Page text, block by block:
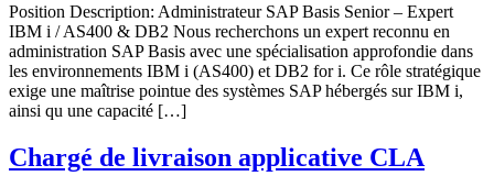
Position Description: Administrateur SAP Basis Senior – Expert
IBM i / AS400 & DB2 Nous recherchons un expert reconnu en
administration SAP Basis avec une spécialisation approfondie dans
les environnements IBM i (AS400) et DB2 for i. Ce rôle stratégique
exige une maîtrise pointue des systèmes SAP hébergés sur IBM i,
ainsi qu une capacité […]
Chargé de livraison applicative CLA